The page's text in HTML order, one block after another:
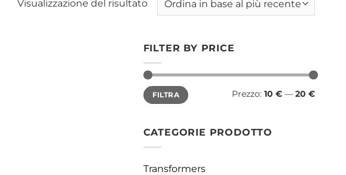
Visualizzazione del risultato
FILTER BY PRICE
Prezzo
Min
Prezzo
MaxFILTRA Prezzo: 10 € — 20 €
CATEGORIE PRODOTTO
Transformers